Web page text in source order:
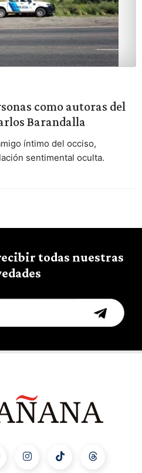
como autoras del
Barandalla
íntimo del occiso,
sentimental oculta.
todas nuestras